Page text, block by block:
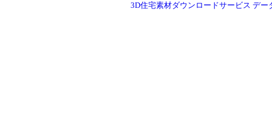
3D住宅素材ダウンロードサービス デー